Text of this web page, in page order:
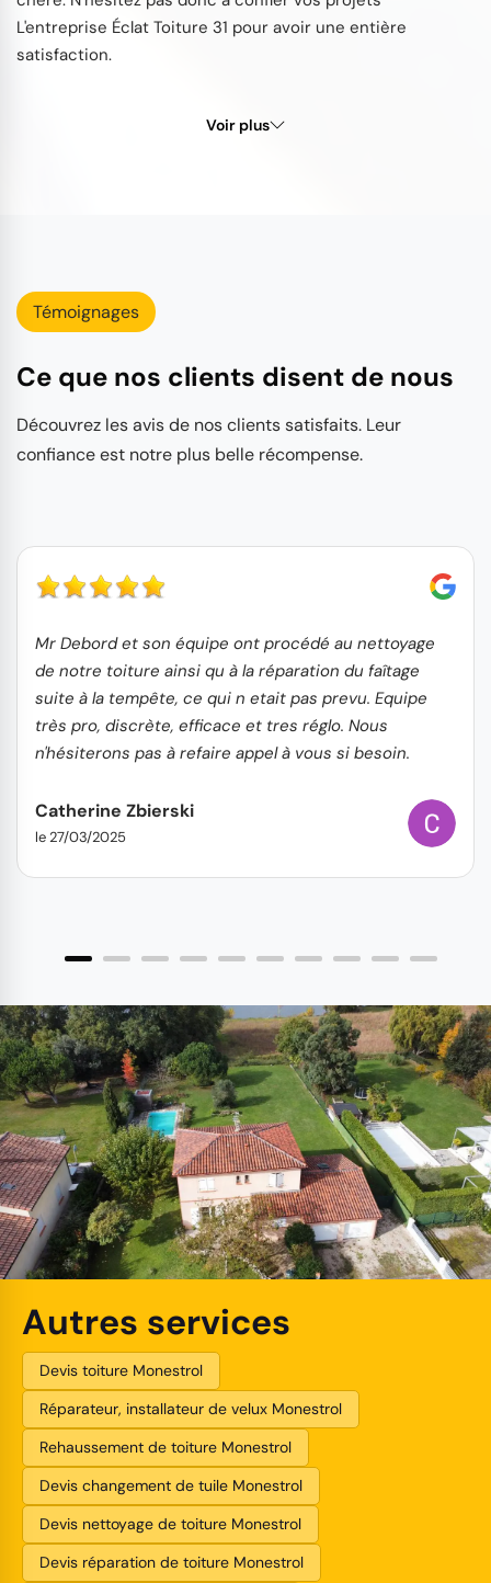
L'entreprise Éclat Toiture 31 pour avoir une entière
satisfaction.
Voir plus
Témoignages
Ce que nos clients disent de nous
Découvrez les avis de nos clients satisfaits. Leur
confiance est notre plus belle récompense.
Mr Debord et son équipe ont procédé au nettoyage
de notre toiture ainsi qu à la réparation du faîtage
suite à la tempête, ce qui n etait pas prevu. Equipe
très pro, discrète, efficace et tres réglo. Nous
n'hésiterons pas à refaire appel à vous si besoin.
Catherine Zbierski
le 27/03/2025
Autres services
Devis toiture Monestrol
Réparateur, installateur de velux Monestrol
Rehaussement de toiture Monestrol
Devis changement de tuile Monestrol
Devis nettoyage de toiture Monestrol
Devis réparation de toiture Monestrol